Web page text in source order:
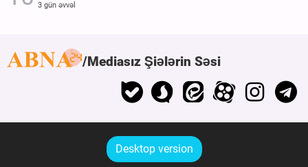
3 gün əvvəl
Mediasız Şiələrin Səsi
Desktop version